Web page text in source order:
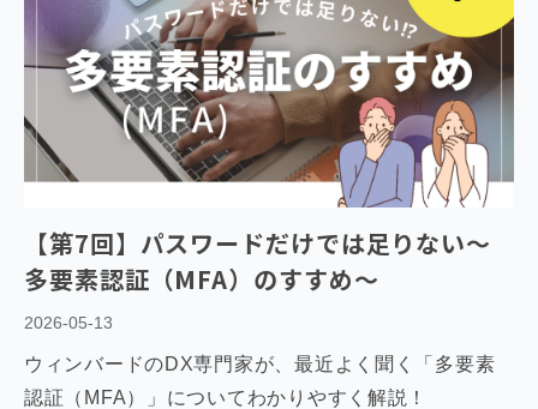
【第7回】パスワードだけでは足りない～
多要素認証（MFA）のすすめ～
2026-05-13
ウィンバードのDX専門家が、最近よく聞く「多要素
認証（MFA）」についてわかりやすく解説！